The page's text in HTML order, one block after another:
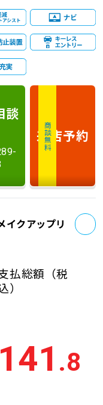
談
商談無料
来店予約
イクアップリ
払総額 （税
）
141 .8